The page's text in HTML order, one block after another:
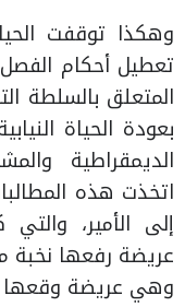
وهكذا توقفت
تعطيل أحكام الفصل
المتعلق بالسلطة
بعودة الحياة
الديمقراطية
اتخذت هذه
إلى الأمير،
عريضة رفعها نخبة
وهي عريضة وقعها